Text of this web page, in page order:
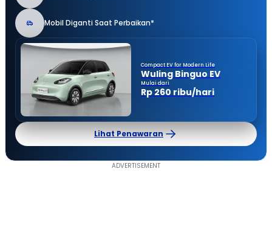
Mobil Diganti Saat Perbaikan*
Compact EV for Modern Life
Wuling Binguo EV
Mulai dari
Rp 260 ribu/hari
Lihat Penawaran